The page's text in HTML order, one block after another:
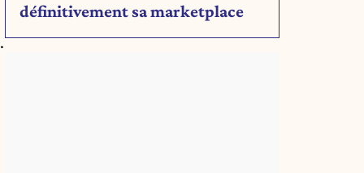
définitivement sa marketplace